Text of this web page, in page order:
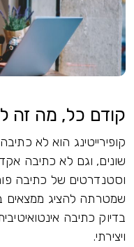
קודם כל, מה זה
קופירייטינג הוא לא
שונים, וגם לא כתיבה
וסטנדרטים של כתיבה
שמטרתה להציג ממצאים
בדיוק כתיבה
ויצירתי.